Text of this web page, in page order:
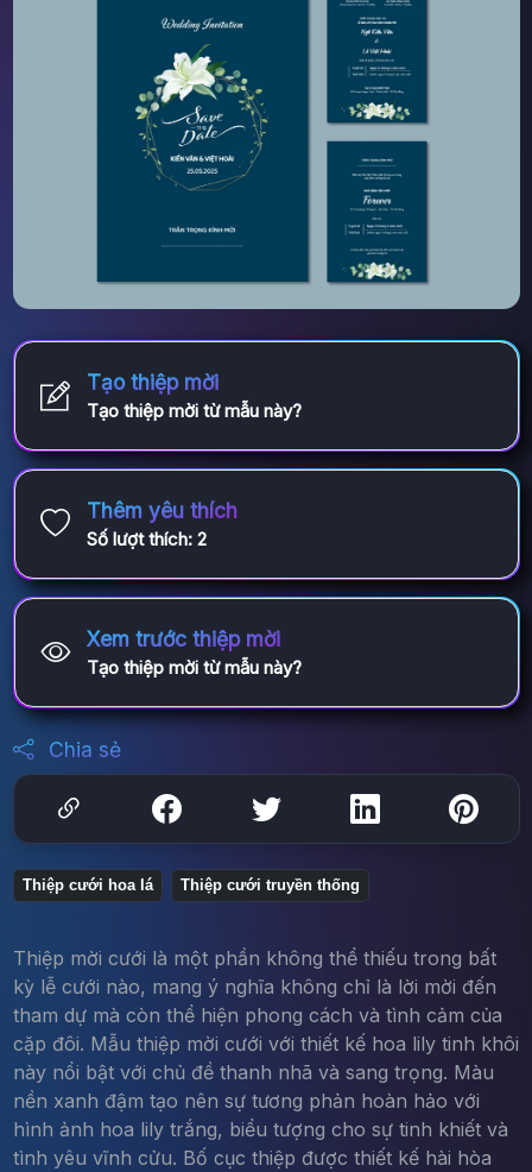
Tạo thiệp mời
Tạo thiệp mời từ mẫu này?
Thêm yêu thích
Số lượt thích: 2
Xem trước thiệp mời
Tạo thiệp mời từ mẫu này?
Chia sẻ
Thiệp cưới hoa lá Thiệp cưới truyền thống
Thiệp mời cưới là một phần không thể thiếu trong bất
kỳ lễ cưới nào, mang ý nghĩa không chỉ là lời mời đến
tham dự mà còn thể hiện phong cách và tình cảm của
cặp đôi. Mẫu thiệp mời cưới với thiết kế hoa lily tinh khôi
này nổi bật với chủ đề thanh nhã và sang trọng. Màu
nền xanh đậm tạo nên sự tương phản hoàn hảo với
hình ảnh hoa lily trắng, biểu tượng cho sự tinh khiết và
tình yêu vĩnh cửu. Bố cục thiệp được thiết kế hài hòa